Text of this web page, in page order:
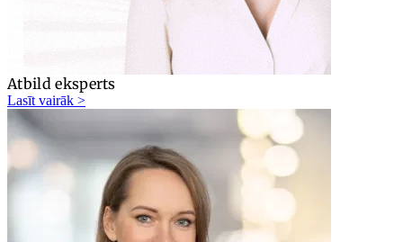
Atbild eksperts
Lasīt vairāk >